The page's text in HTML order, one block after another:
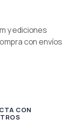
y ediciones
con envíos
CON